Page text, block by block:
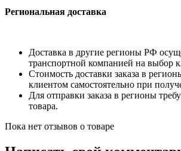
Региональная доставка
Доставка в другие регионы РФ
транспортной компанией на выбор
Стоимость доставки заказа в
клиентом самостоятельно при
Для отправки заказа в регионы
товара.
Пока нет отзывов о товаре